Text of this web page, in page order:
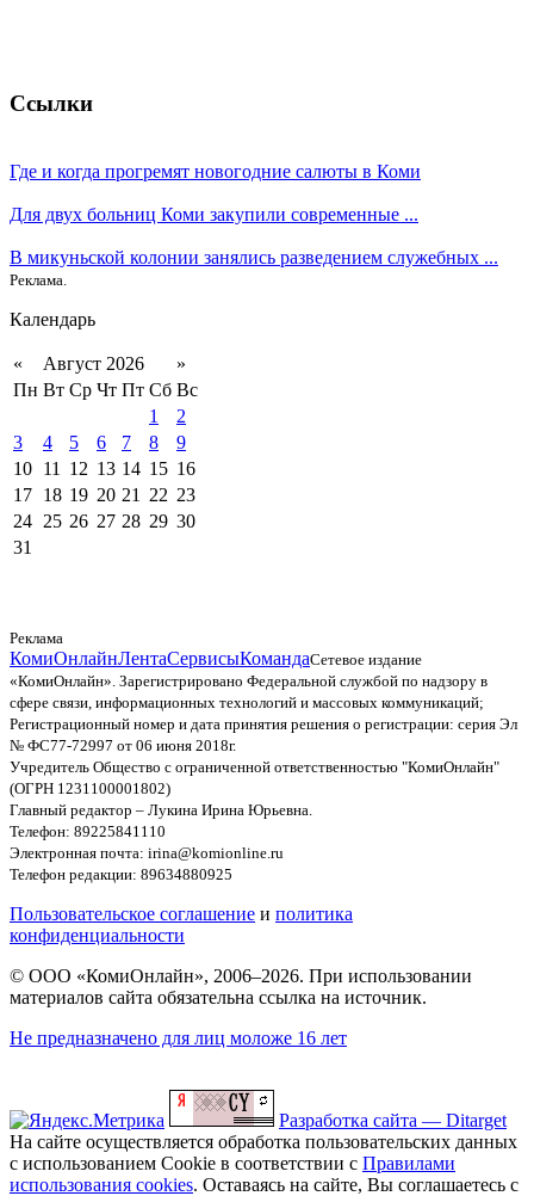
Ссылки
Где и когда прогремят новогодние салюты в Коми
Для двух больниц Коми закупили современные ...
В микуньской колонии занялись разведением служебных ...
Реклама.
Календарь
« Август 2026
»
Пн Вт Ср Чт Пт Сб Вс
1
2
3
4 5 6 7 8
9
10 11 12 13 14 15 16
17 18 19 20 21 22 23
24 25 26 27 28 29 30
31
Реклама
КомиОнлайнЛентаСервисыКомандаСетевое издание
«КомиОнлайн». Зарегистрировано Федеральной службой по надзору в
сфере связи, информационных технологий и массовых коммуникаций;
Регистрационный номер и дата принятия решения о регистрации: серия Эл
№ ФС77-72997 от 06 июня 2018г.
Учредитель Общество с ограниченной ответственностью "КомиОнлайн"
(ОГРН 1231100001802)
Главный редактор – Лукина Ирина Юрьевна.
Телефон: 89225841110
Электронная почта: irina@komionline.ru
Телефон редакции: 89634880925
Пользовательское соглашение и политика
конфиденциальности
© ООО «КомиОнлайн», 2006–2026. При использовании
материалов сайта обязательна ссылка на источник.
Не предназначено для лиц моложе 16 лет
Разработка сайта — Ditarget
На сайте осуществляется обработка пользовательских данных
с использованием Cookie в соответствии с Правилами
использования cookies. Оставаясь на сайте, Вы соглашаетесь с